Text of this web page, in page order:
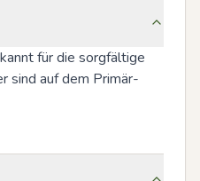
für die sorgfältige
sind auf dem Primär-